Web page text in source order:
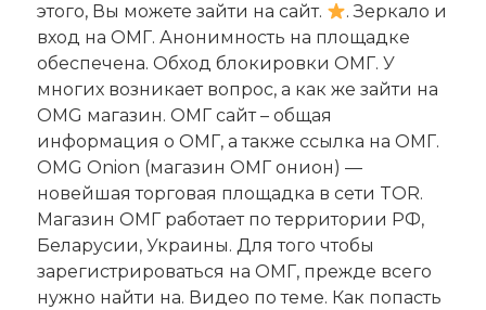
этого, Вы можете зайти на сайт. ️
. Зеркало и
вход на ОМГ. Анонимность на площадке
обеспечена. Обход блокировки ОМГ. У
многих возникает вопрос, а как же зайти на
OMG магазин. ОМГ сайт – общая
информация о ОМГ, а также ссылка на ОМГ.
OMG Onion (магазин ОМГ онион) —
новейшая торговая площадка в сети TOR.
Магазин ОМГ работает по территории РФ,
Беларусии, Украины. Для того чтобы
зарегистрироваться на ОМГ, прежде всего
нужно найти на. Видео по теме. Как попасть